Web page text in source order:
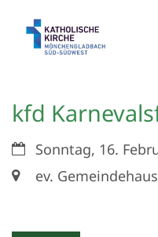
kfd
Datum:Sonntag, 16.
Ort:ev.